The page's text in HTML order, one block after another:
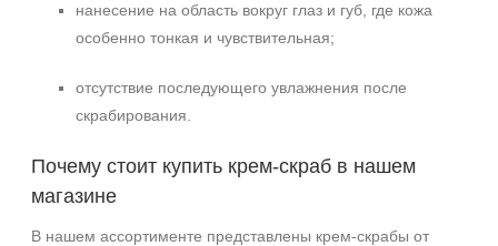
нанесение на область вокруг глаз и губ, где кожа
особенно тонкая и чувствительная;
отсутствие последующего увлажнения после
скрабирования.
Почему стоит купить крем‑скраб в нашем
магазине
В нашем ассортименте представлены крем‑скрабы от